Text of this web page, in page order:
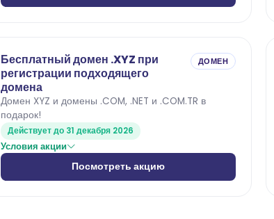
Бесплатный домен .XYZ при
регистрации подходящего
домена
ДОМЕН
Домен XYZ и домены .COM, .NET и .COM.TR в
подарок!
Действует до 31 декабря 2026
Условия акции
Посмотреть акцию